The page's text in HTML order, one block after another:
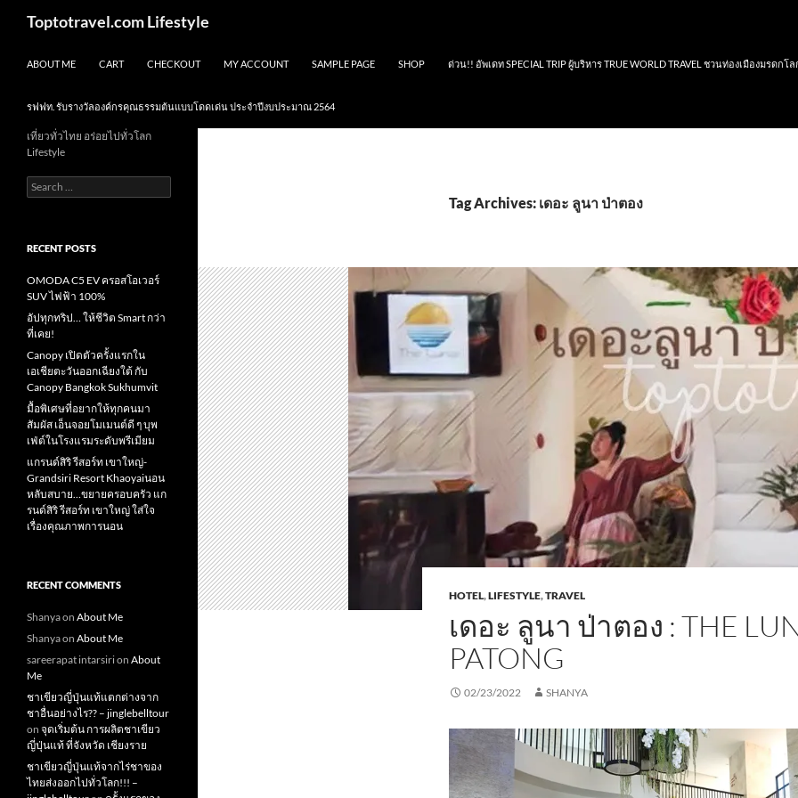
Toptotravel.com Lifestyle
ABOUT ME CART CHECKOUT MY ACCOUNT SAMPLE PAGE SHOP ด่วน!! อัพเดท SPECIAL TRIP ผู้บริหาร TRUE WORLD TRAVEL ชวนท่องเมืองมรดกโล
รฟฟท. รับรางวัลองค์กรคุณธรรมต้นแบบโดดเด่น ประจำปีงบประมาณ 2564
Tag Archives: เดอะ ลูนา ป่าตอง
HOTEL,LIFESTYLE,TRAVEL
เดอะ ลูนา ป่าตอง : THE
PATONG
02/23/2022 SHANYA
เที่ยวทั่วไทย อร่อยไปทั่วโลก
Lifestyle
Search
for:
RECENT POSTS
OMODA C5 EV ครอสโอเวอร์
SUV ไฟฟ้า 100%
อัปทุกทริป… ให้ชีวิต Smart กว่า
ที่เคย!
Canopy เปิดตัวครั้งแรกใน
เอเชียตะวันออกเฉียงใต้ กับ
Canopy Bangkok Sukhumvit
มื้อพิเศษที่อยากให้ทุกคนมา
สัมผัส เอ็นจอยโมเมนต์ดี ๆ บุพ
เฟ่ต์ในโรงแรมระดับพรีเมียม
แกรนด์สิริ​ รีสอร์ท​ เขาใหญ่​-
Grandsiri​ Resort​ Khaoyaiนอน
หลับสบาย…ขยายครอบครัว แก
รนด์สิริ รีสอร์ท เขาใหญ่ ใส่ใจ
เรื่องคุณภาพการนอน
RECENT COMMENTS
Shanyaon About Me
Shanyaon About Me
sareerapat intarsirion About
Me
ชาเขียวญี่ปุ่นแท้แตกต่างจาก
ชาอื่นอย่างไร?? – jinglebelltour
on จุดเริ่มต้น การผลิตชาเขียว
ญี่ปุ่นแท้ ที่จังหวัด เชียงราย
ชาเขียวญี่ปุ่นแท้จากไร่ชาของ
ไทยส่งออกไปทั่วโลก!!! –